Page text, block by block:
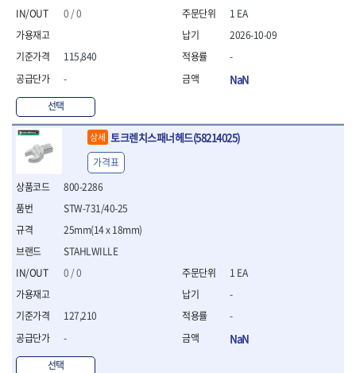
- 마킹
- 조줄
- 조줄세트
- 판금줄홀더
공구함.공구집
- 탑체스터
- 플라스틱이동공구함
- 공구통
- 공구가방
기타 작업공구
- 케이스
- 핀
0 / 0
115,840
-
선택
1 EA
2026-10-09
-
NaN
상세 토크렌치스패너헤드(58214025)
800-2286
STAHLWILLE
0 / 0
127,210
-
선택
STW-731/40-25
25mm(14 x 18mm)
가격표
1 EA
-
-
NaN